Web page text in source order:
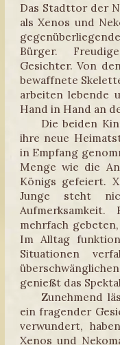
Das Stadttor der
als Xenos und
Bürger.
Gesichter. Von
bewaffnete
arbeiten lebende
Hand in Hand an
Die beiden
ihre neue
in Empfang
Menge wie die
Königs gefeiert.
Junge steht
mehrfach
Im Alltag
Situationen
genießt das
Zunehmend
ein fragender
verwundert,
Xenos und